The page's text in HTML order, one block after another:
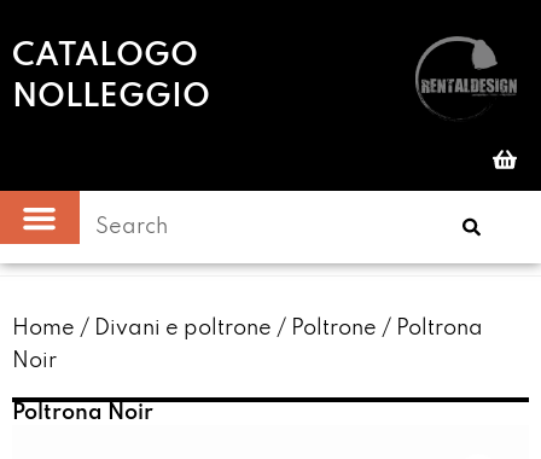
CATALOGO
NOLLEGGIO
Home / Divani e poltrone / Poltrone / Poltrona
Noir
Poltrona Noir